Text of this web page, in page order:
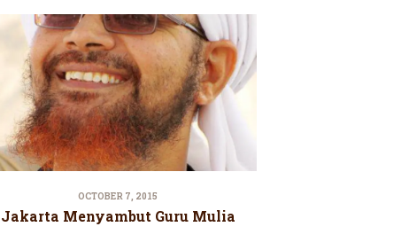
OCTOBER 7, 2015
Jakarta Menyambut Guru Mulia